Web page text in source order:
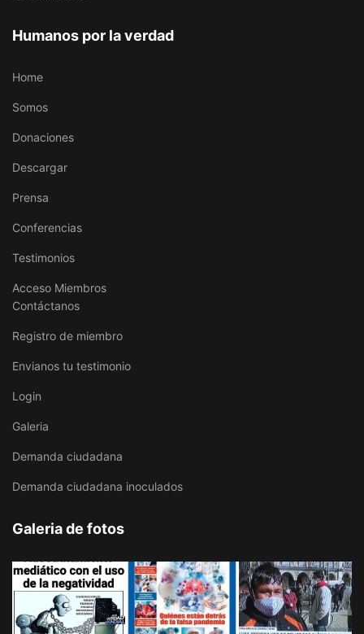
Humanos por la verdad
Home
Somos
Donaciones
Descargar
Prensa
Conferencias
Testimonios
Acceso Miembros
Contáctanos
Registro de miembro
Envianos tu testimonio
Login
Galeria
Demanda ciudadana
Demanda ciudadana inoculados
Galeria de fotos